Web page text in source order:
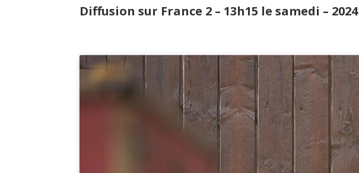
Diffusion sur France 2 – 13h15 le samedi – 2024